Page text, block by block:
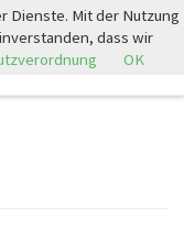
Search
Dienste. Mit der Nutzung
dass wir
OK